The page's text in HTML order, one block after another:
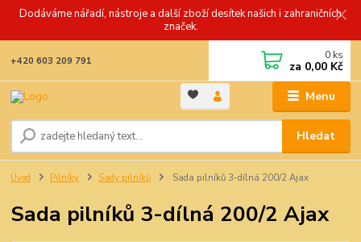
Dodáváme nářadí, nástroje a další zboží desítek našich i zahraničních
značek.
Menu
Hledat
+420 603 209 791 0 ks
za 0,00 Kč
Úvod Pilníky Sady pilníků Sada pilníků 3-dílná 200/2 Ajax
Sada pilníků 3-dílná 200/2 Ajax